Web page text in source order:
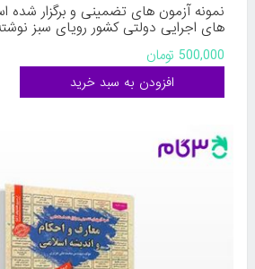
نمونه آزمون های تضمینی و برگزار شده
های اجرایی دولتی کشور رویای سبز
مریم ساریخانی فاطمه ساریخانی
500,000 تومان